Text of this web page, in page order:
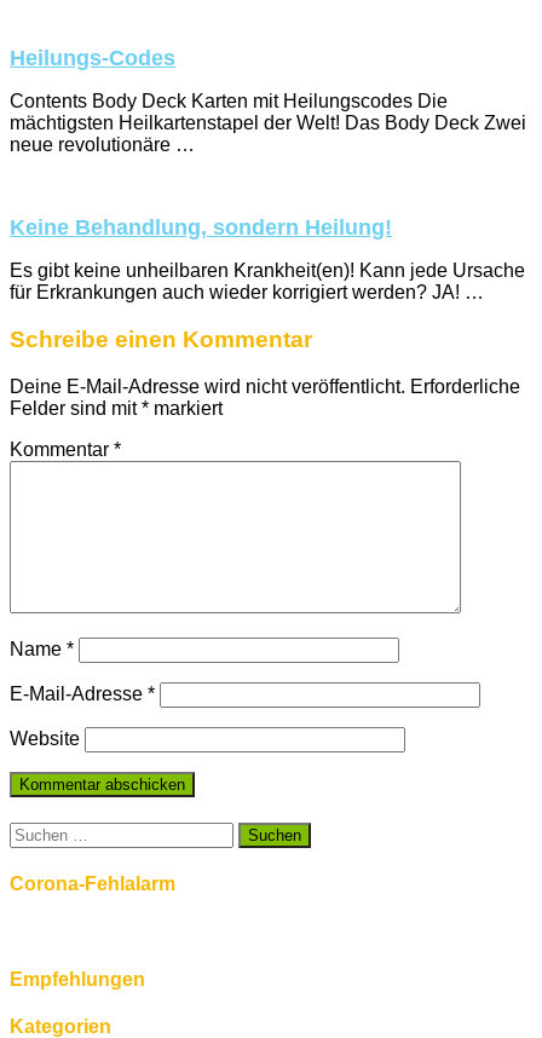
Heilungs-Codes
Contents Body Deck Karten mit Heilungscodes Die
mächtigsten Heilkartenstapel der Welt! Das Body Deck Zwei
neue revolutionäre …
Keine Behandlung, sondern Heilung!
Es gibt keine unheilbaren Krankheit(en)! Kann jede Ursache
für Erkrankungen auch wieder korrigiert werden? JA! …
Schreibe einen Kommentar
Deine E-Mail-Adresse wird nicht veröffentlicht. Erforderliche
Felder sind mit* markiert
Kommentar *
Name *
E-Mail-Adresse *
Website
Suchen
nach:
Corona-Fehlalarm
Empfehlungen
Kategorien